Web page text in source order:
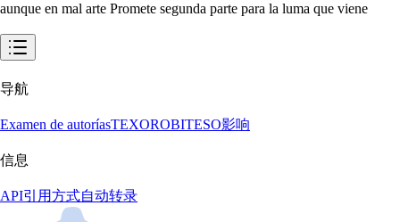
aunque en mal arte Promete segunda parte para la luma que viene
导航
Examen de autoríasTEXOROBITESO影响
信息
API引用方式自动转录